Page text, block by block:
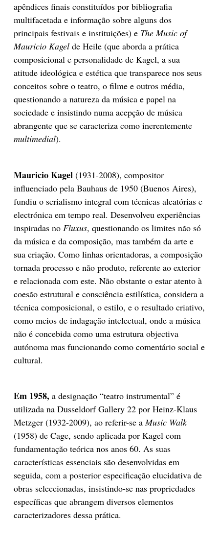
apêndices finais constituídos por bibliografia
multifacetada e informação sobre alguns dos
principais festivais e instituições) e The Music of
Mauricio Kagel de Heile (que aborda a prática
composicional e personalidade de Kagel, a sua
atitude ideológica e estética que transparece nos seus
conceitos sobre o teatro, o filme e outros média,
questionando a natureza da música e papel na
sociedade e insistindo numa acepção de música
abrangente que se caracteriza como inerentemente
multimedial).
Mauricio Kagel (1931-2008), compositor
influenciado pela Bauhaus de 1950 (Buenos Aires),
fundiu o serialismo integral com técnicas aleatórias e
electrónica em tempo real. Desenvolveu experiências
inspiradas no Fluxus, questionando os limites não só
da música e da composição, mas também da arte e
sua criação. Como linhas orientadoras, a composição
tornada processo e não produto, referente ao exterior
e relacionada com este. Não obstante o estar atento à
coesão estrutural e consciência estilística, considera a
técnica composicional, o estilo, e o resultado criativo,
como meios de indagação intelectual, onde a música
não é concebida como uma estrutura objectiva
autónoma mas funcionando como comentário social e
cultural.
Em 1958, a designação “teatro instrumental” é
utilizada na Dusseldorf Gallery 22 por Heinz-Klaus
Metzger (1932-2009), ao referir-se aMusic Walk
(1958) de Cage, sendo aplicada por Kagel com
fundamentação teórica nos anos 60. As suas
características essenciais são desenvolvidas em
seguida, com a posterior especificação elucidativa de
obras seleccionadas, insistindo-se nas propriedades
específicas que abrangem diversos elementos
caracterizadores dessa prática.